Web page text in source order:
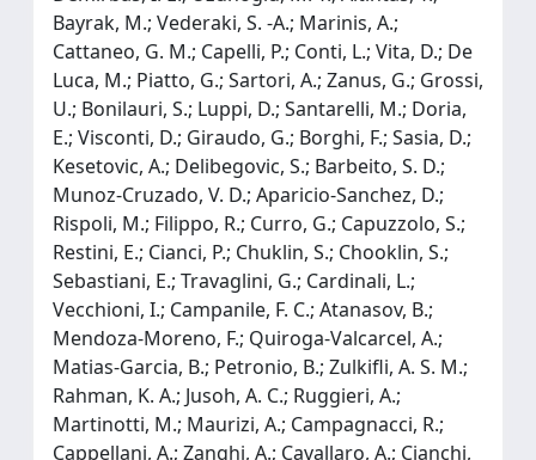
Bayrak, M.; Vederaki, S. -A.; Marinis, A.;
Cattaneo, G. M.; Capelli, P.; Conti, L.; Vita, D.; De
Luca, M.; Piatto, G.; Sartori, A.; Zanus, G.; Grossi,
U.; Bonilauri, S.; Luppi, D.; Santarelli, M.; Doria,
E.; Visconti, D.; Giraudo, G.; Borghi, F.; Sasia, D.;
Kesetovic, A.; Delibegovic, S.; Barbeito, S. D.;
Munoz-Cruzado, V. D.; Aparicio-Sanchez, D.;
Rispoli, M.; Filippo, R.; Curro, G.; Capuzzolo, S.;
Restini, E.; Cianci, P.; Chuklin, S.; Chooklin, S.;
Sebastiani, E.; Travaglini, G.; Cardinali, L.;
Vecchioni, I.; Campanile, F. C.; Atanasov, B.;
Mendoza-Moreno, F.; Quiroga-Valcarcel, A.;
Matias-Garcia, B.; Petronio, B.; Zulkifli, A. S. M.;
Rahman, K. A.; Jusoh, A. C.; Ruggieri, A.;
Martinotti, M.; Maurizi, A.; Campagnacci, R.;
Cappellani, A.; Zanghi, A.; Cavallaro, A.; Cianchi,